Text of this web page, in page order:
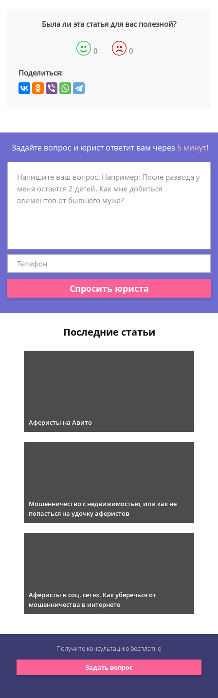
Была ли эта статья для вас полезной?
0 0
Поделиться:
Задайте вопрос и юрист ответит вам через 5 минут!
Спросить юриста
Последние статьи
Аферисты на Авито
Мошенничество с недвижимостью, или как не
попасться на удочку аферистов
Аферисты в соц. сетях. Как уберечься от
мошенничества в интернете
Задать вопрос
Получите консультациюбесплатно